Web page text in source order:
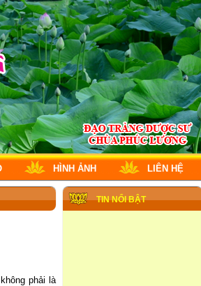
HÌNH ẢNH LIÊN HỆ
phải là
TIN NỔI BẬT